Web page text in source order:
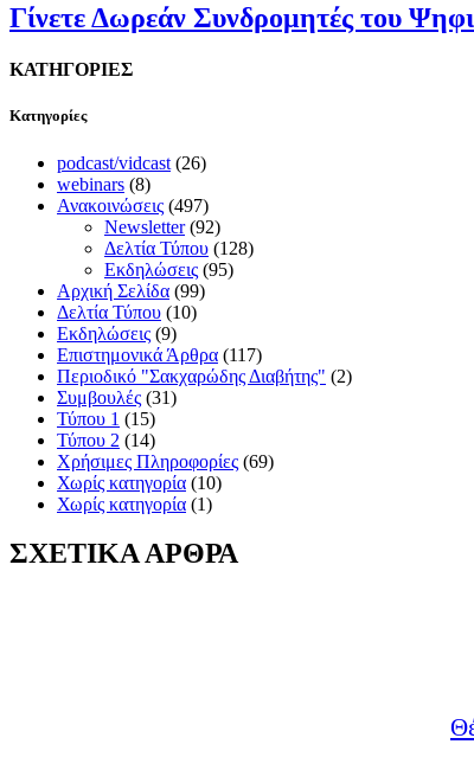
Γίνετε Δωρεάν Συνδρομητές του
ΚΑΤΗΓΟΡΙΕΣ
Kατηγορίες
podcast/vidcast (26)
webinars (8)
Ανακοινώσεις (497)
Newsletter(92)
Δελτία Τύπου (128)
Εκδηλώσεις (95)
Αρχική Σελίδα (99)
Δελτία Τύπου (10)
Εκδηλώσεις (9)
Επιστημονικά Άρθρα (117)
Περιοδικό "Σακχαρώδης Διαβήτης" (2)
Συμβουλές (31)
Τύπου 1 (15)
Τύπου 2 (14)
Χρήσιμες Πληροφορίες (69)
Χωρίς κατηγορία (10)
Χωρίς κατηγορία (1)
ΣΧΕΤΙΚΑ ΑΡΘΡΑ